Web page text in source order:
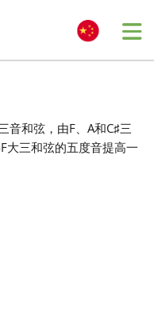
音和弦，由F、A和C♯三
大三和弦的五度音提高一